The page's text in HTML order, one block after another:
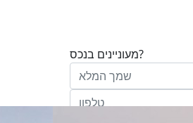
מעוניינים בנכס?